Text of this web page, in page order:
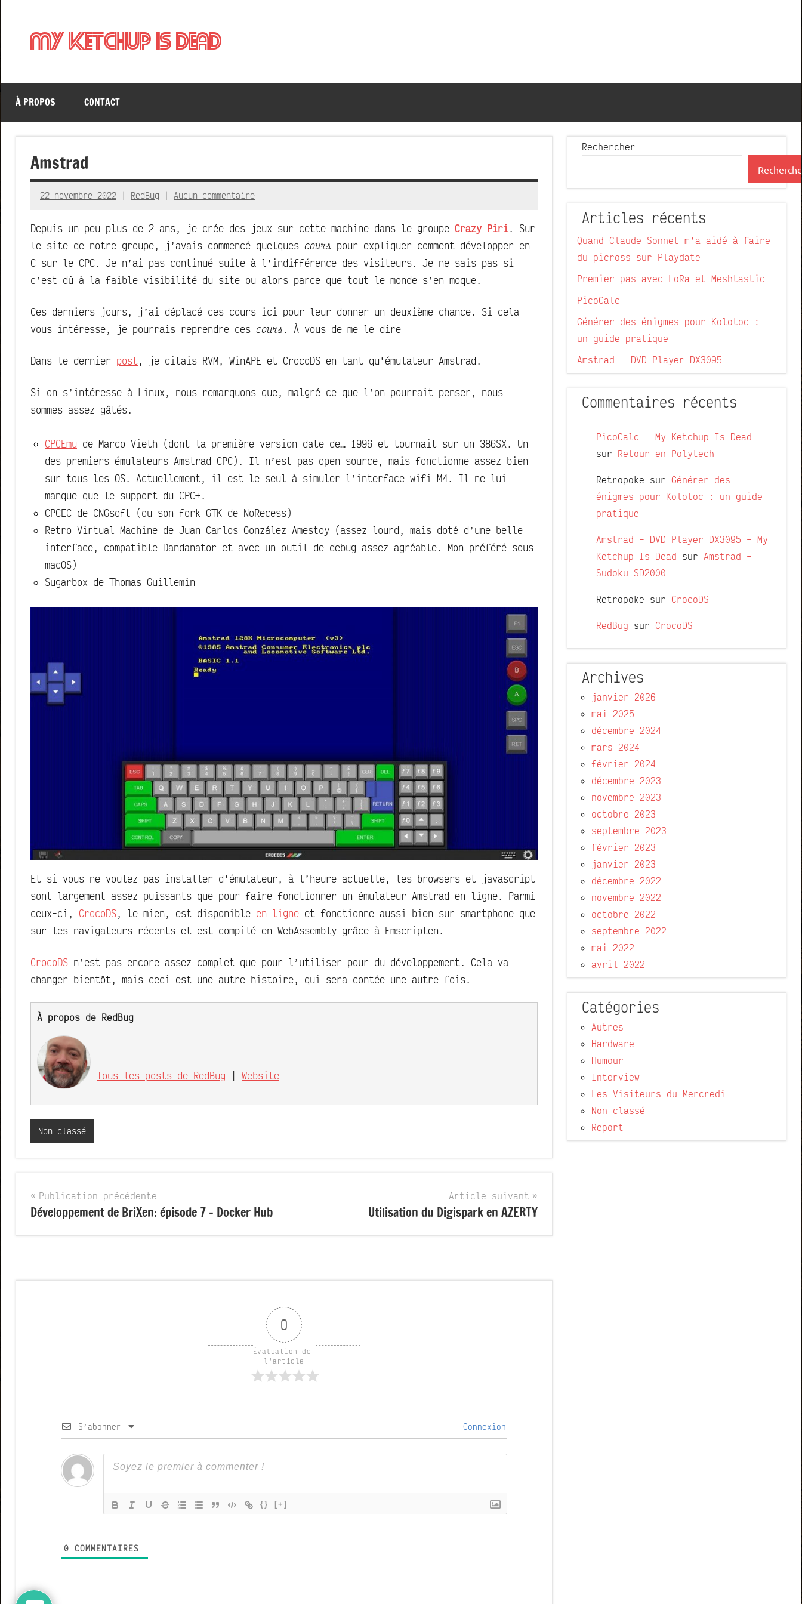
contenuMy Ketchup Is Dead
À PROPOS CONTACT
Amstrad
22 novembre 2022 RedBug Aucun commentaire
Depuis un peu plus de 2 ans, je crée des jeux sur cette machine dans le groupe Crazy Piri. Sur
le site de notre groupe, j’avais commencé quelques cours pour expliquer comment développer en
C sur le CPC. Je n’ai pas continué suite à l’indifférence des visiteurs. Je ne sais pas si
c’est dû à la faible visibilité du site ou alors parce que tout le monde s’en moque.
Ces derniers jours, j’ai déplacé ces cours ici pour leur donner un deuxième chance. Si cela
vous intéresse, je pourrais reprendre ces cours. À vous de me le dire
Dans le dernier post, je citais RVM, WinAPE et CrocoDS en tant qu’émulateur Amstrad.
Si on s’intéresse à Linux, nous remarquons que, malgré ce que l’on pourrait penser, nous
sommes assez gâtés.
CPCEmu de Marco Vieth (dont la première version date de… 1996 et tournait sur un 386SX. Un
des premiers émulateurs Amstrad CPC). Il n’est pas open source, mais fonctionne assez bien
sur tous les OS. Actuellement, il est le seul à simuler l’interface wifi M4. Il ne lui
manque que le support du CPC+.
CPCEC de CNGsoft (ou son fork GTK de NoRecess)
Retro Virtual Machine de Juan Carlos González Amestoy (assez lourd, mais doté d’une belle
interface, compatible Dandanator et avec un outil de debug assez agréable. Mon préféré sous
macOS)
Sugarbox de Thomas Guillemin
Et si vous ne voulez pas installer d’émulateur, à l’heure actuelle, les browsers et javascript
sont largement assez puissants que pour faire fonctionner un émulateur Amstrad en ligne. Parmi
ceux-ci, CrocoDS, le mien, est disponible en ligne et fonctionne aussi bien sur smartphone que
sur les navigateurs récents et est compilé en WebAssembly grâce à Emscripten.
CrocoDS n’est pas encore assez complet que pour l’utiliser pour du développement. Cela va
changer bientôt, mais ceci est une autre histoire, qui sera contée une autre fois.
À propos de RedBug
Tous les posts de RedBug Website
Non classé
Navigation
de
l’article
Publication précédente
Développement de BriXen: épisode 7 – Docker Hub
Article suivant
Utilisation du Digispark en AZERTY
0
Évaluation de
l'article
S’abonner Connexion
{} [+]
0 COMMENTAIRES
Rechercher
Articles récents
Quand Claude Sonnet m’a aidé à faire
du picross sur Playdate
Premier pas avec LoRa et Meshtastic
PicoCalc
Générer des énigmes pour Kolotoc :
un guide pratique
Amstrad – DVD Player DX3095
Commentaires récents
PicoCalc – My Ketchup Is Dead
sur Retour en Polytech
Retropoke sur Générer des
énigmes pour Kolotoc : un guide
pratique
Amstrad – DVD Player DX3095 – My
Ketchup Is Dead sur Amstrad –
Sudoku SD2000
Retropoke sur CrocoDS
RedBug sur CrocoDS
Archives
janvier 2026
mai 2025
décembre 2024
mars 2024
février 2024
décembre 2023
novembre 2023
octobre 2023
septembre 2023
février 2023
janvier 2023
décembre 2022
novembre 2022
octobre 2022
septembre 2022
mai 2022
avril 2022
Catégories
Autres
Hardware
Humour
Interview
Les Visiteurs du Mercredi
Non classé
Report